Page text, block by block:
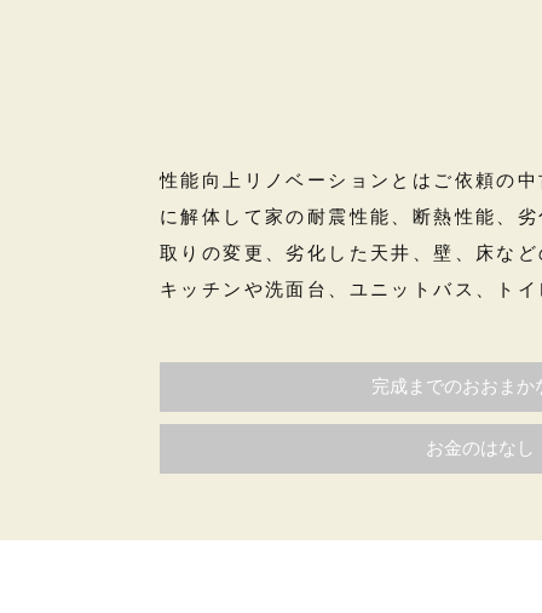
性能向上リノベーションとはご依頼の
に解体して家の耐震性能、断熱性能、
取りの変更、劣化した天井、壁、床な
キッチンや洗面台、ユニットバス、ト
完成までのおおまか
お金のはなし